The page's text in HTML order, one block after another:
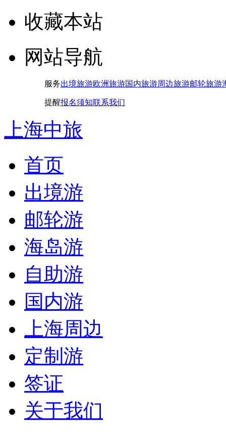
收藏本站
网站导航
服务出境旅游欧洲旅游国内旅游周边旅游邮轮旅游
提醒报名须知联系我们
上海中旅
首页
出境游
邮轮游
海岛游
自助游
国内游
上海周边
定制游
签证
关于我们